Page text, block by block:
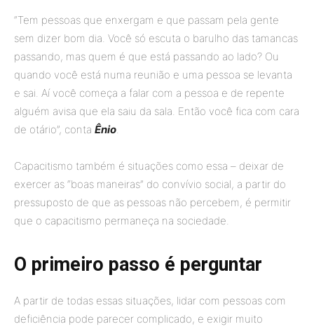
“Tem pessoas que enxergam e que passam pela gente
sem dizer bom dia. Você só escuta o barulho das tamancas
passando, mas quem é que está passando ao lado? Ou
quando você está numa reunião e uma pessoa se levanta
e sai. Aí você começa a falar com a pessoa e de repente
alguém avisa que ela saiu da sala. Então você fica com cara
de otário”, conta Ênio
Capacitismo também é situações como essa – deixar de
exercer as “boas maneiras” do convívio social, a partir do
pressuposto de que as pessoas não percebem, é permitir
que o capacitismo permaneça na sociedade.
O primeiro passo é perguntar
A partir de todas essas situações, lidar com pessoas com
deficiência pode parecer complicado, e exigir muito